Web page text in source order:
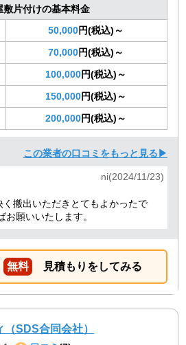
敷片付けの基本料金
50,000円(税込)～
70,000円(税込)～
100,000円(税込)～
150,000円(税込)～
200,000円(税込)～
この業者の口コミをもっと見る▶
ni(2024/11/23)
搬出いただきとてもよかったで
願いいたします。
無料 見積もりをしてみる
SDS合同会社）